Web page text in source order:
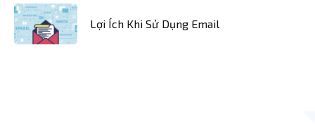
Lợi Ích Khi Sử Dụng Email